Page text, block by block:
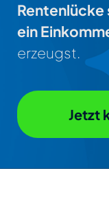
Rentenlücke
ein
erzeugst.
Jetzt